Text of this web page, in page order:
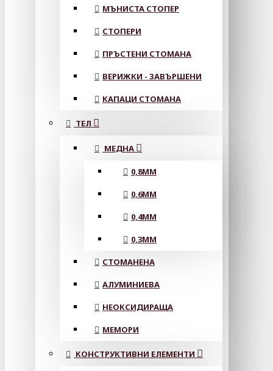
МЪНИСТА СТОПЕР
СТОПЕРИ
ПРЪСТЕНИ СТОМАНА
ВЕРИЖКИ - ЗАВЪРШЕНИ
КАПАЦИ СТОМАНА
ТЕЛ
МЕДНА
0,8MM
0,6MM
0,4MM
0,3MM
СТОМАНЕНА
АЛУМИНИЕВА
НЕОКСИДИРАЩА
МЕМОРИ
КОНСТРУКТИВНИ ЕЛЕМЕНТИ